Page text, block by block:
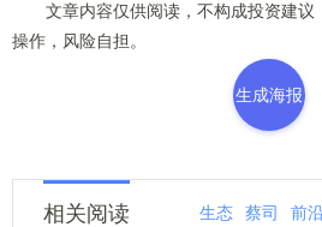
文章内容仅供阅读，不构成投资建议
操作，风险自担。
生成海报
相关阅读 生态 蔡司 前